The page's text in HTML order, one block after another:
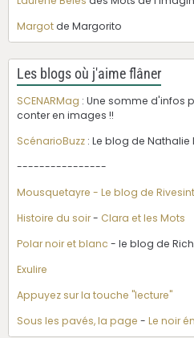
Margotde Margorito
Les blogs où j'aime flâner
SCENARMag : Une somme d'infos
conter en images !!
ScénarioBuzz : Le blog de Nathalie
----------------
Mousquetayre - Le blog de
Histoire du soir- Clara et les Mots
Polar noir et blanc - le blog de
Exulire
Appuyez sur la touche "lecture"
Sous les pavés, la page - Le noir